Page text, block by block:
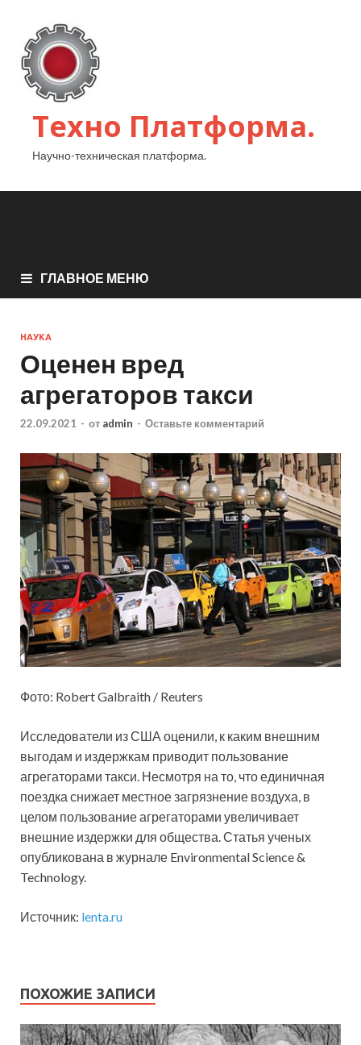
Техно Платформа.
Научно-техническая платформа.
ГЛАВНОЕ МЕНЮ
НАУКА
Оценен вред
агрегаторов такси
22.09.2021 - от admin - Оставьте комментарий
Фото: Robert Galbraith / Reuters
Исследователи из США оценили, к каким внешним
выгодам и издержкам приводит пользование
агрегаторами такси. Несмотря на то, что единичная
поездка снижает местное загрязнение воздуха, в
целом пользование агрегаторами увеличивает
внешние издержки для общества. Статья ученых
опубликована в журнале Environmental Science &
Technology.
Источник: lenta.ru
ПОХОЖИЕ ЗАПИСИ